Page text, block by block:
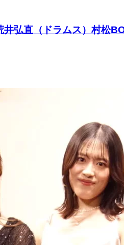
弘直（ドラムス）村松